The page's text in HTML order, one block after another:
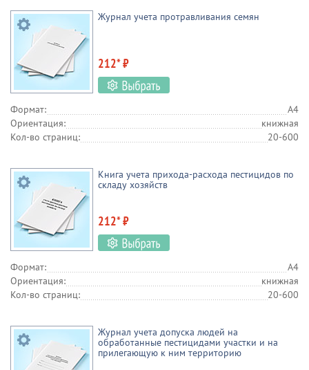
Журнал учета протравливания семян
212* ₽
Формат:
А4
Ориентация:
книжная
Кол-во страниц:
20-600
Книга учета прихода-расхода пестицидов по
складу хозяйств
212* ₽
Формат:
А4
Ориентация:
книжная
Кол-во страниц:
20-600
Журнал учета допуска людей на
обработанные пестицидами участки и на
прилегающую к ним территорию